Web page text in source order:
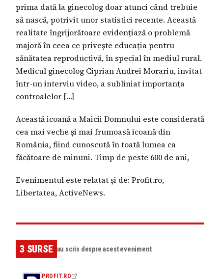
prima dată la ginecolog doar atunci când trebuie
să nască, potrivit unor statistici recente. Această
realitate îngrijorătoare evidențiază o problemă
majoră în ceea ce privește educația pentru
sănătatea reproductivă, în special în mediul rural.
Medicul ginecolog Ciprian Andrei Morariu, invitat
într-un interviu video, a subliniat importanța
controalelor […]
Această icoană a Maicii Domnului este considerată
cea mai veche și mai frumoasă icoană din
România, fiind cunoscută în toată lumea ca
făcătoare de minuni. Timp de peste 600 de ani,
Evenimentul este relatat și de: Profit.ro,
Libertatea, ActiveNews.
3SURSE au scris despre acest eveniment
PROFIT.RO